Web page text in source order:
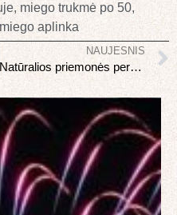
, miego trukmė po 50,
aplinka
NAUJESNIS
Natūralios priemonės peršalimui gydyti: kas veikia iš tikrųjų